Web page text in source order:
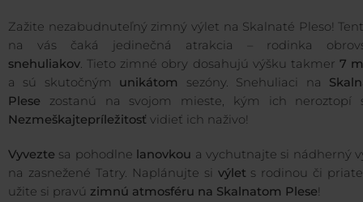
Zažite nezabudnuteľný zimný výlet na Skalnaté Pleso!
na vás čaká jedinečná atrakcia – rodinka
snehuliakov. Tieto zimné obry dosahujú výšku takmer 7
a sú skutočným unikátom sezóny. Snehuliaci na
Plese zostanú na svojom mieste, kým ich neroztopí
Nezmeškajtepríležitosť vidieť ich naživo!
Vyvezte sa pohodlne lanovkou a vychutnajte si nádherný
na zasnežené Tatry. Naplánujte si výlets rodinou či
užite si pravú zimnú atmosféru na Skalnatom Plese!